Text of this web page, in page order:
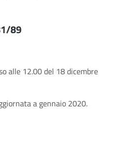
89
alle 12.00 del 18 dicembre
a gennaio 2020.